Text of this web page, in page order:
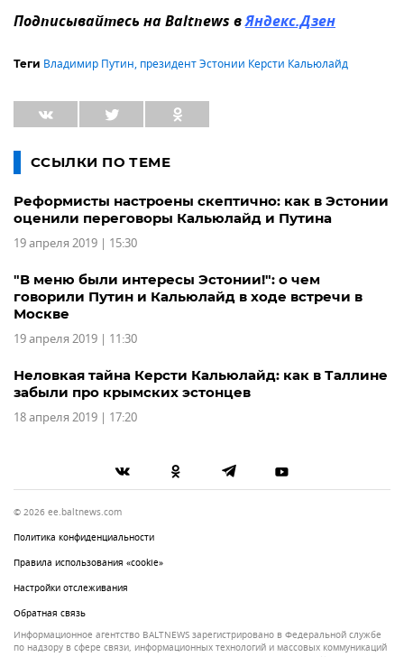
Подписывайтесь на Baltnews вЯндекс.Дзен
Теги Владимир Путин, президент Эстонии Керсти Кальюлайд
ССЫЛКИ ПО ТЕМЕ
Реформисты настроены скептично: как в Эстонии
оценили переговоры Кальюлайд и Путина
19 апреля 2019 | 15:30
"В меню были интересы Эстонии!": о чем
говорили Путин и Кальюлайд в ходе встречи в
Москве
19 апреля 2019 | 11:30
Неловкая тайна Керсти Кальюлайд: как в Таллине
забыли про крымских эстонцев
18 апреля 2019 | 17:20
© 2026 ee.baltnews.com
Политика конфиденциальности
Правила использования «cookie»
Настройки отслеживания
Обратная связь
Информационное агентство BALTNEWS зарегистрировано в Федеральной службе
по надзору в сфере связи, информационных технологий и массовых коммуникаций